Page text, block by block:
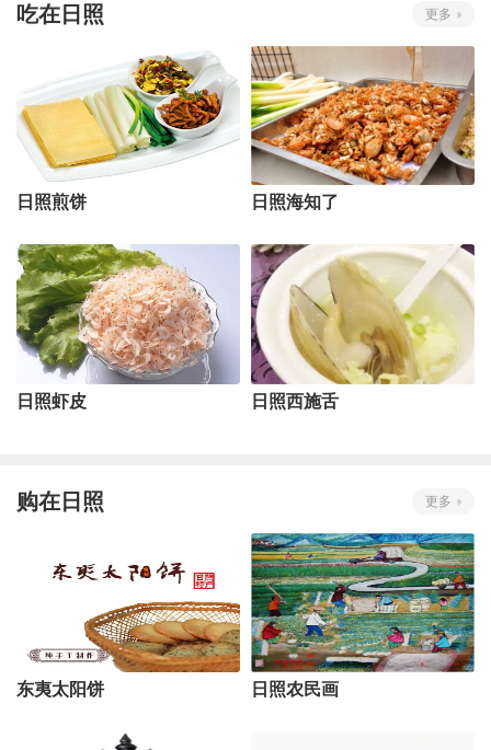
吃在日照 更多
日照煎饼 日照海知了
日照虾皮 日照西施舌
购在日照 更多
东夷太阳饼 日照农民画